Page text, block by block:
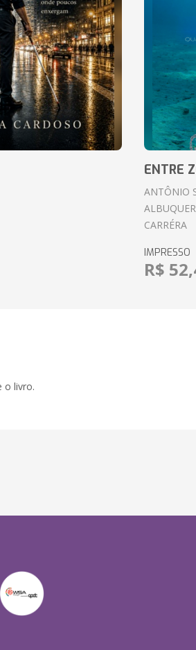
ENTRE
ANTÔNIO
CARRÉRA
IMPRESSO
R$
o livro.